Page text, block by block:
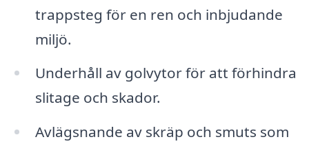
trappsteg för en ren och inbjudande
miljö.
Underhåll av golvytor för att förhindra
slitage och skador.
Avlägsnande av skräp och smuts som